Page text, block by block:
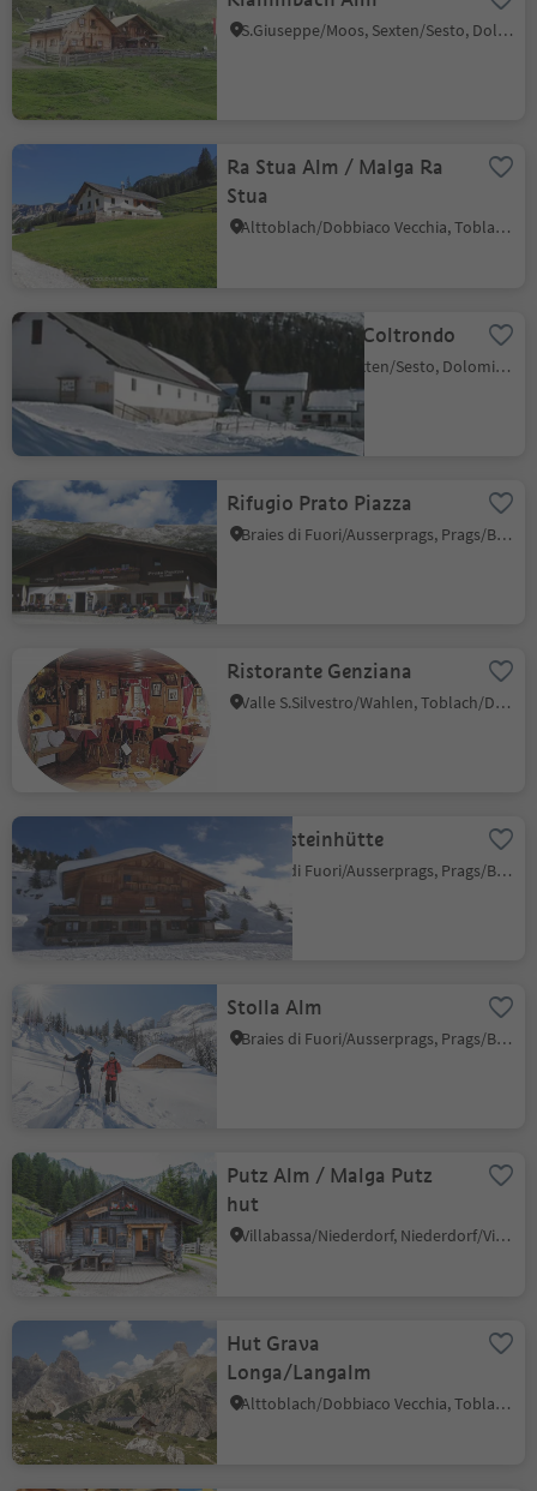
S.Giuseppe/Moos, Sexten/Sesto, Dolomites Region 3 Zinnen
Ra Stua Alm / Malga Ra
Stua
Alttoblach/Dobbiaco Vecchia, Toblach/Dobbiaco, Dolomites Region 3 Zinnen
Almbauernhof Coltrondo
Sesto/Sexten, Sexten/Sesto, Dolomites Region 3 Zinnen
Rifugio Prato Piazza
Braies di Fuori/Ausserprags, Prags/Braies, Dolomites Region 3 Zinnen
Ristorante Genziana
Valle S.Silvestro/Wahlen, Toblach/Dobbiaco, Dolomites Region 3 Zinnen
Dürrensteinhütte
Braies di Fuori/Ausserprags, Prags/Braies, Dolomites Region 3 Zinnen
Stolla Alm
Braies di Fuori/Ausserprags, Prags/Braies, Dolomites Region 3 Zinnen
Putz Alm / Malga Putz
hut
Villabassa/Niederdorf, Niederdorf/Villabassa, Dolomites Region 3 Zinnen
Hut Grava
Longa/Langalm
Alttoblach/Dobbiaco Vecchia, Toblach/Dobbiaco, Dolomites Region 3 Zinnen